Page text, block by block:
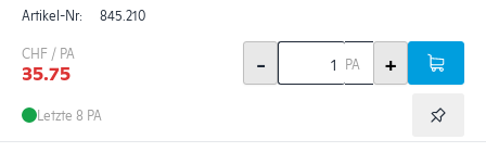
Artikel-Nr: 845.210
CHF / PA
35.75 - PA +
Letzte 8 PA